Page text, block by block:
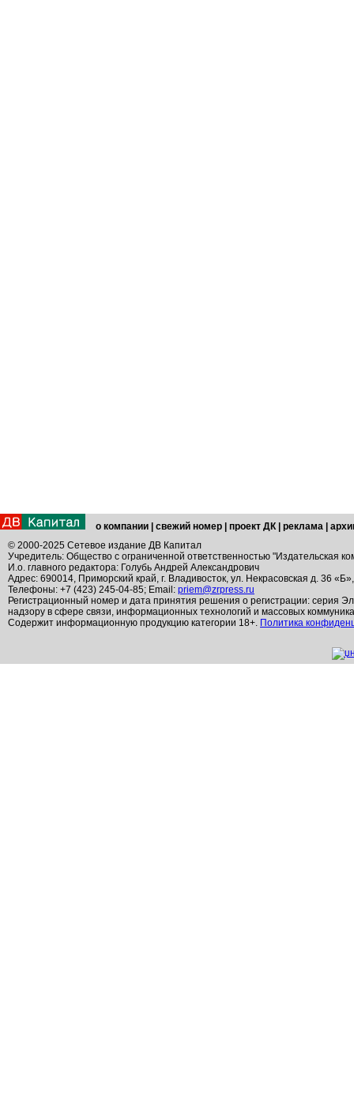
о компании свежий номер проект ДК реклама
© 2000-2025 Сетевое издание ДВ Капитал
Учредитель: Общество с ограниченной ответственностью "Издательская
И.о. главного редактора: Голубь Андрей Александрович
Адрес: 690014, Приморский край, г. Владивосток, ул. Некрасовская д. 36
Телефоны: +7 (423) 245-04-85; Email: priem@zrpress.ru
Регистрационный номер и дата принятия решения о регистрации: серия
надзору в сфере связи, информационных технологий и массовых
Содержит информационную продукцию категории 18+. Политика